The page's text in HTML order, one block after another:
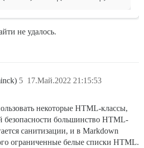
не удалось.
17.Май.2022 21:15:53
5
некоторые HTML-классы,
безопасности большинство HTML-
санитизации, и в Markdown
ограниченные белые списки HTML.